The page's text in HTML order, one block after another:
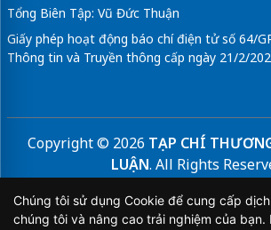
Tổng Biên Tập: Vũ Đức Thuận
Giấy phép hoạt động báo chí điện tử số 64/
Thông tin và Truyền thông cấp ngày 21/2/
Copyright © 2026 TẠP CHÍ
LUẬN. All Rights
Bản quyền thuộc Tạp chí Thương hiệu
sao chép dưới mọi hình thức nếu
Chúng tôi sử dụng Cookie để cung cấp
chúng tôi và nâng cao trải nghiệm của bạn.